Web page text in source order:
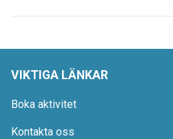
VIKTIGA LÄNKAR
Boka aktivitet
Kontakta oss